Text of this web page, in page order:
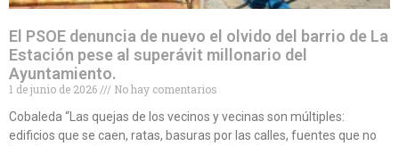
El PSOE denuncia de nuevo el olvido del barrio de La
Estación pese al superávit millonario del
Ayuntamiento.
1 de junio de 2026
No hay comentarios
Cobaleda “Las quejas de los vecinos y vecinas son múltiples:
edificios que se caen, ratas, basuras por las calles, fuentes que no